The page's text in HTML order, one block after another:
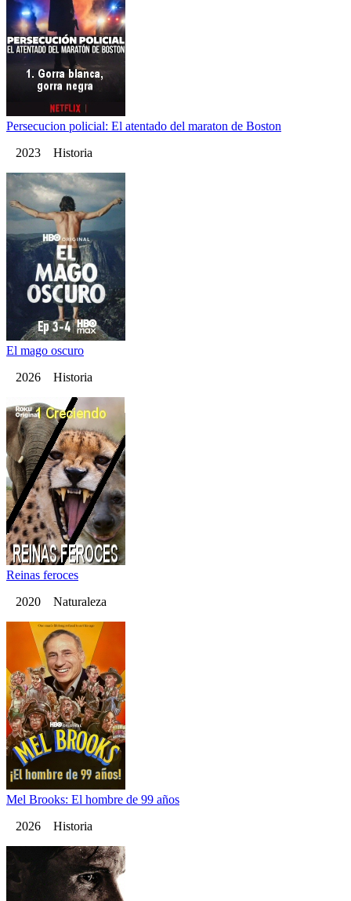
Persecucion policial: El atentado del maraton de Boston
2023 Historia
El mago oscuro
2026 Historia
Reinas feroces
2020 Naturaleza
Mel Brooks: El hombre de 99 años
2026 Historia